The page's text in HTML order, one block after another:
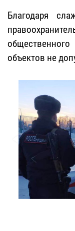
Благодаря
объектов не